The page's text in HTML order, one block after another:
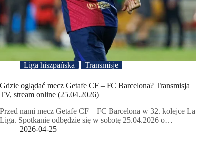
Liga hiszpańska Transmisje
Gdzie oglądać mecz Getafe CF – FC Barcelona? Transmisja
TV, stream online (25.04.2026)
Przed nami mecz Getafe CF – FC Barcelona w 32. kolejce La
Liga. Spotkanie odbędzie się w sobotę 25.04.2026 o…
2026-04-25